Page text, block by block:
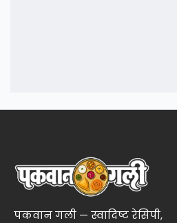
पकवान गली — स्वादिष्ट रेसिपी,